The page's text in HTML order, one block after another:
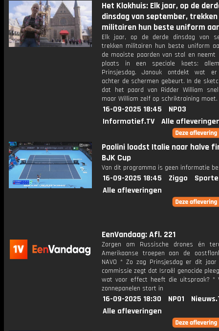
Het Klokhuis: Elk jaar, op de
dinsdag van september, trekken
militairen hun beste uniform
Elk jaar, op de derde dinsdag van
trekken militairen hun beste uniform
de mooiste paarden van stal en neemt
plaats in een speciale koets:
Prinsjesdag. Janouk ontdekt wat er
achter de schermen gebeurt. In de
dat het paard van Ridder William
maar William zelf op schriktraining moet.
16-09-2025 18:45
NPO3
Informatief.TV
Alle
Paolini loodst Italie naar halve
BJK Cup
Van dit programma is geen informatie
16-09-2025 18:45 Ziggo
Alle afleveringen
EenVandaag: Afl. 221
Zorgen om Russische drones én
Amerikaanse troepen aan de
NAVO * Zo zag Prinsjesdag er dit
commissie zegt dat Israël genocide
wat voor effect heeft die uitspraak? *
zonnepanelen stort in
16-09-2025 18:30 NPO1
Alle afleveringen